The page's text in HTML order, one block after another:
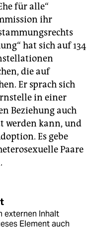
für alle“
ihr
hat sich auf 134
die auf
Er sprach sich
in einer
Beziehung auch
werden kann, und
Es gebe
Paare
externen Inhalt
Element auch